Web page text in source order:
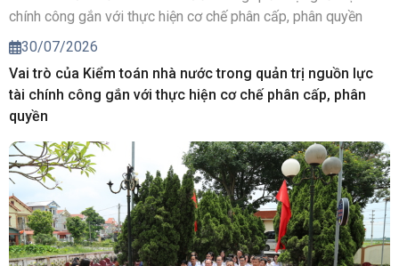
30/07/2026
Vai trò của Kiểm toán nhà nước trong quản trị nguồn lực
tài chính công gắn với thực hiện cơ chế phân cấp, phân
quyền